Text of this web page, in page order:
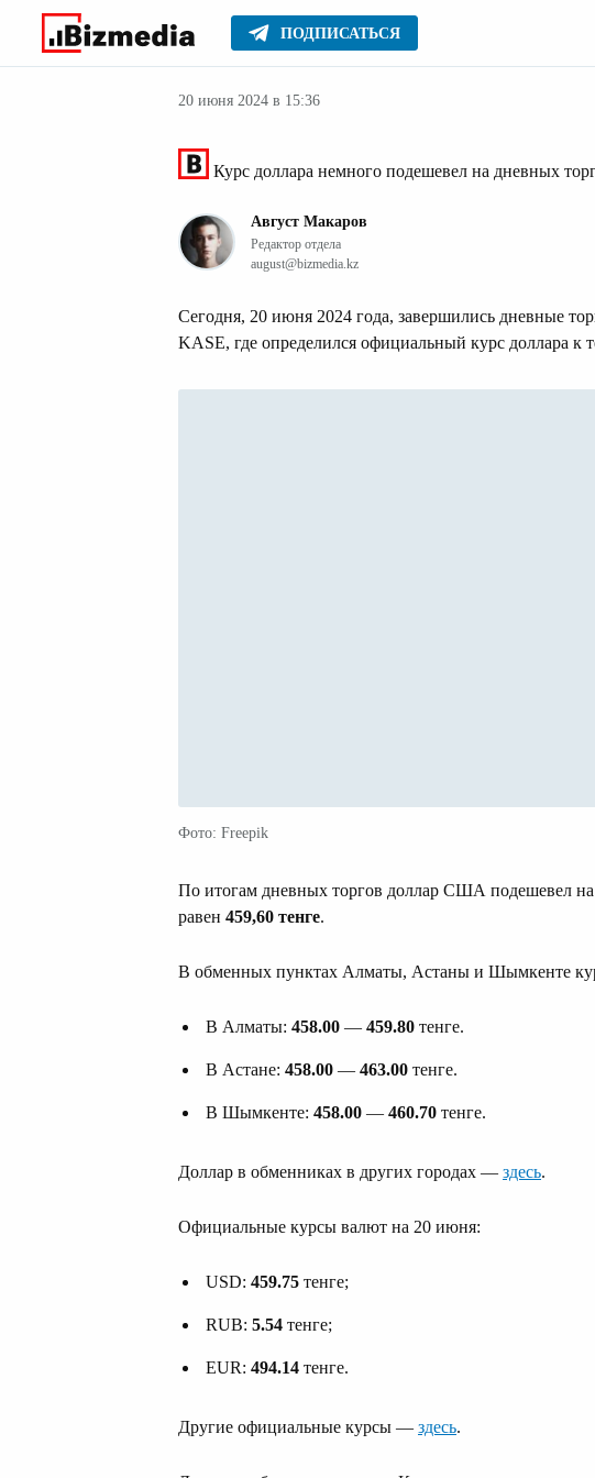
ПОДПИСАТЬСЯ
Главное Серьезное Деньги
20 июня 2024 в 15:36
Курс доллара немного подешевел на дневных
Август Макаров
Редактор отдела
august@bizmedia.kz
Сегодня, 20 июня 2024 года, завершились дневные
KASE, где определился официальный курс доллара к
Фото: Freepik
По итогам дневных торгов доллар США подешевел на
равен 459,60 тенге.
В обменных пунктах Алматы, Астаны и Шымкенте
В Алматы: 458.00 — 459.80 тенге.
В Астане: 458.00 — 463.00 тенге.
В Шымкенте: 458.00 — 460.70 тенге.
Доллар в обменниках в других городах — здесь.
Официальные курсы валют на 20 июня:
USD: 459.75 тенге;
RUB: 5.54 тенге;
EUR: 494.14 тенге.
Другие официальные курсы — здесь.